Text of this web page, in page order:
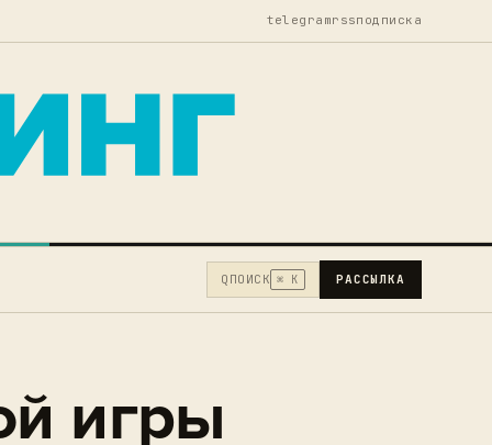
telegramrssподписка
Q ПОИСК ⌘ K РАССЫЛКА
игры